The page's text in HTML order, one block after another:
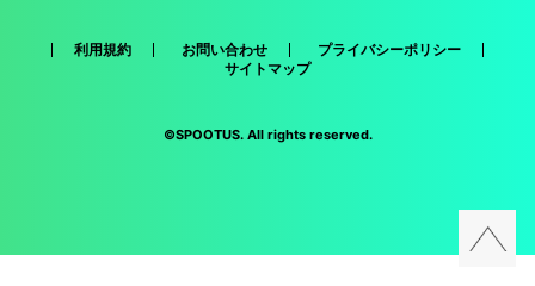
利用規約 お問い合わせ
プライバシーポリシー
サイトマップ
©SPOOTUS. All rights reserved.